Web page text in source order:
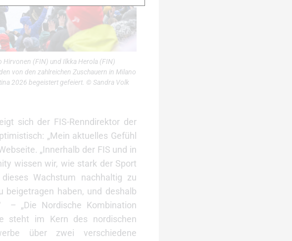
Hirvonen (FIN) und Ilkka Herola (FIN)
von den zahlreichen Zuschauern in Milano
2026 begeistert gefeiert. © Sandra Volk
sich der FIS-Renndirektor der
„Mein aktuelles Gefühl
„Innerhalb der FIS und in
wissen wir, wie stark der Sport
Wachstum nachhaltig zu
beigetragen haben, und deshalb
– „Die Nordische Kombination
steht im Kern des nordischen
über zwei verschiedene